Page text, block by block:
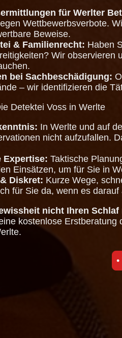
für Werlter
Wettbewerbsverbote.
Beweise.
& Familienrecht: Haben
Wir observieren
bei Sachbeschädigung:
– wir identifizieren die
Detektei Voss in Werlte
In Werlte und auf
nicht aufzufallen.
Expertise: Taktische
Einsätzen, um für Sie in
Diskret: Kurze Wege,
für Sie da, wenn es darauf
nicht Ihren Schlaf
kostenlose